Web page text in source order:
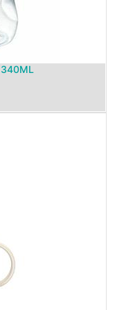
340ML